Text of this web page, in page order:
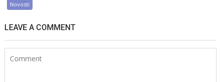
Novosti
LEAVE A COMMENT